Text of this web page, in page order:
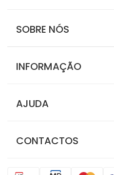
SOBRE NÓS
INFORMAÇÃO
AJUDA
CONTACTOS